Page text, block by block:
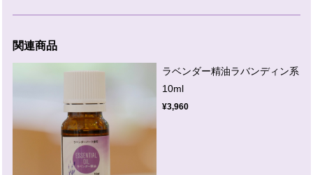
関連商品
ラベンダー精油ラバンディン系
10ml
¥3,960